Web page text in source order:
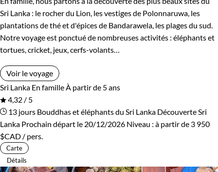
Rwanda Salvador
Seychelles
Sri Lanka
Turquie
Vietnam
Sri Lanka : le rocher du Lion, les vestiges de Polonnaruwa, les
plantations de thé et d'épices de Bandarawela, les plages du sud.
Notre voyage est ponctué de nombreuses activités : éléphants et
tortues, cricket, jeux, cerfs-volants…
Voir le voyage
Sri Lanka En famille À partir de 5 ans
4,32 / 5
13 jours Bouddhas et éléphants du Sri Lanka Découverte Sri
Lanka Prochain départ le 20/12/2026 Niveau : à partir de 3 950
$CAD / pers.
Carte
Détails